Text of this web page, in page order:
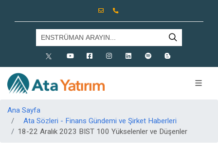
X Youtube FacebookInstagramLinkedinSpotify
Ana Sayfa
Ata Sözleri - Finans Gündemi ve Şirket Haberleri
18-22 Aralık 2023 BIST 100 Yükselenler ve Düşenler